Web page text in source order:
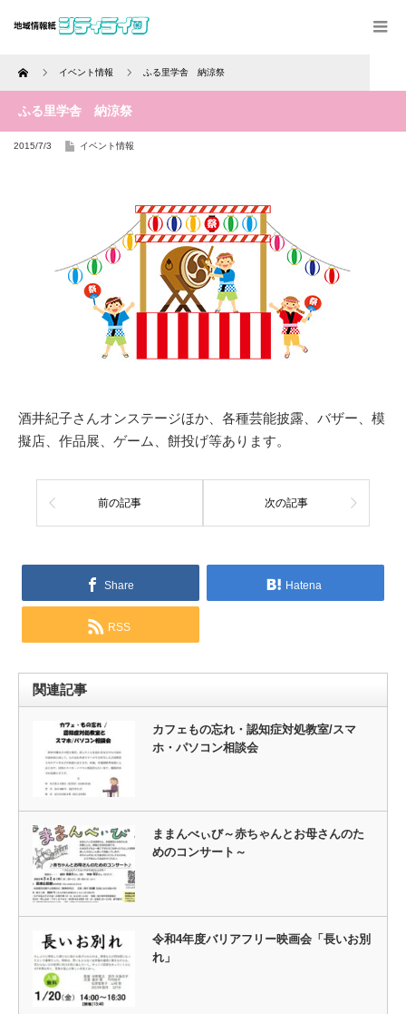
Home イベント情報 ふる里学舎 納涼祭
ふる里学舎 納涼祭
2015/7/3 イベント情報
酒井紀子さんオンステージほか、各種芸能披露、バザー、模
擬店、作品展、ゲーム、餅投げ等あります。
前の記事 次の記事
Share Hatena
RSS
関連記事
カフェもの忘れ・認知症対処教室/スマ
ホ・パソコン相談会
ままんべぃび～赤ちゃんとお母さんのた
めのコンサート～
令和4年度バリアフリー映画会「長いお別
れ」